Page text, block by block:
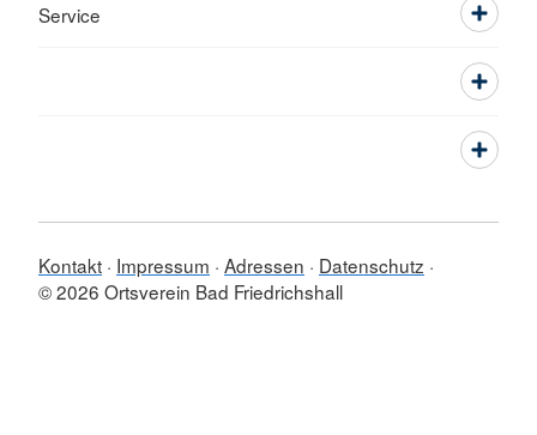
Service
Kontakt Impressum Adressen
Datenschutz
© 2026 Ortsverein Bad Friedrichshall